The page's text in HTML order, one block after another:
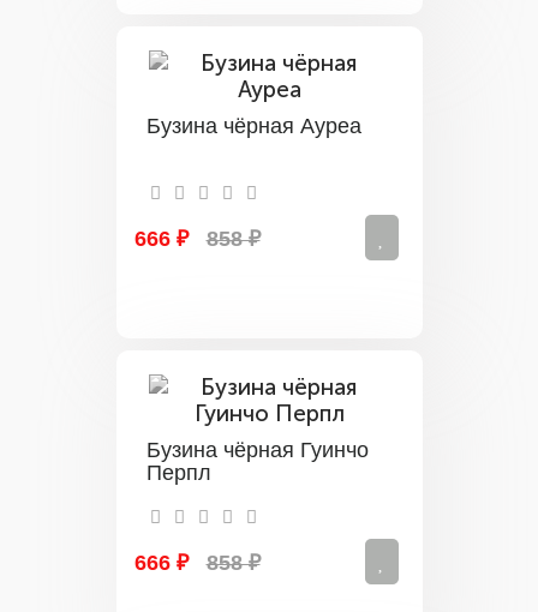
Бузина чёрная Ауреа
666 ₽ 858 ₽
Бузина чёрная Гуинчо
Перпл
666 ₽ 858 ₽